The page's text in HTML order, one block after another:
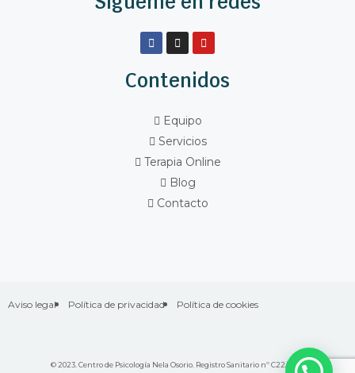
Contenidos
Equipo
Servicios
Terapia Online
Blog
Contacto
© 2023. Centro de Psicología Nela Osorio. Registro Sanitario nº C22/7648
Aviso legal Política de privacidad Política de cookies